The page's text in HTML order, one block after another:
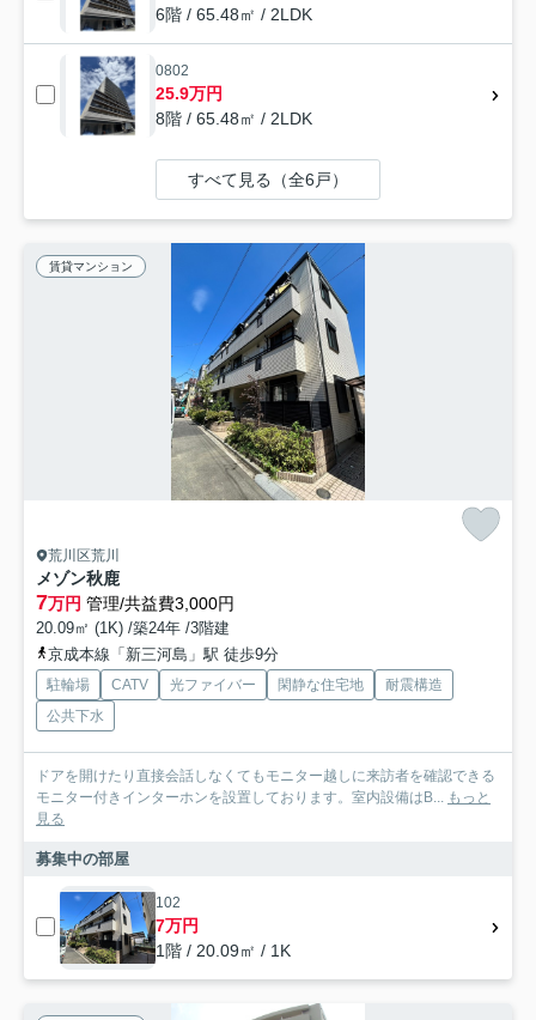
6階 / 65.48㎡ / 2LDK
0802
25.9万円
8階 / 65.48㎡ / 2LDK
すべて見る（全6戸）
賃貸マンション
荒川区荒川
メゾン秋鹿
7万円 管理/共益費3,000円
20.09㎡ (1K) /築24年 /3階建
京成本線「新三河島」駅 徒歩9分
駐輪場 CATV 光ファイバー 閑静な住宅地
耐震構造
公共下水
ドアを開けたり直接会話しなくてもモニター越しに来訪者を確認できる
モニター付きインターホンを設置しております。室内設備はB... もっと
見る
募集中の部屋
102
7万円
1階 / 20.09㎡ / 1K